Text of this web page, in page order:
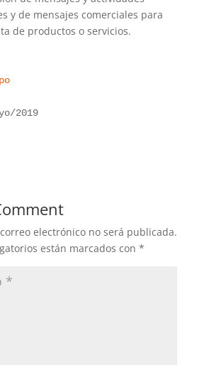
y de mensajes comerciales para
de productos o servicios.
2019
electrónico no será publicada.
están marcados con *